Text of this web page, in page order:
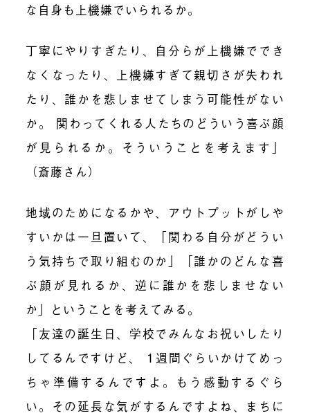
な自身も上機嫌でいられるか。
丁寧にやりすぎたり、自分らが上機嫌ででき
なくなったり、上機嫌すぎて親切さが失われ
たり、誰かを悲しませてしまう可能性がない
か。 関わってくれる人たちのどういう喜ぶ顔
が見られるか。そういうことを考えます」
（斎藤さん）
地域のためになるかや、アウトプットがしや
すいかは一旦置いて、「関わる自分がどうい
う気持ちで取り組むのか」「誰かのどんな喜
ぶ顔が見れるか、逆に誰かを悲しませない
か」ということを考えてみる。
「友達の誕生日、学校でみんなお祝いしたり
してるんですけど、 1週間ぐらいかけてめっ
ちゃ準備するんですよ。もう感動するぐら
い。その延長な気がするんですよね、まちに